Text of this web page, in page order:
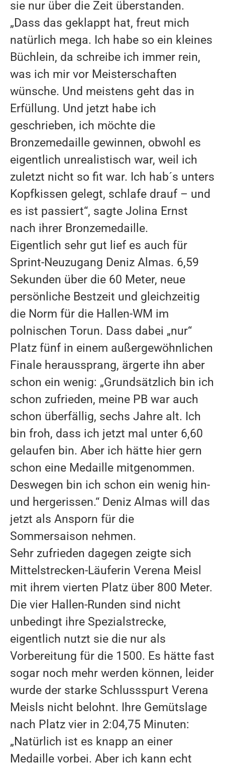
MITGLIEDSCHAFT
GESCHICHTE
SPORTANGEBOT
LEISTUNGSSPORT
NACHWUCHS
PARALYMPISCHER SPORT
BREITENSPORT
GESUNDHEITSSPORT
LOCATION
LOHRHEIDESTADION
LEICHTATHLETIKHALLE
SPORTPARK LOHRHEIDE WEST
EVENTS
STADTWERKE HALBMARATHON BOCHUM
STADTWERKE SPORTPARK LOHRHEIDE LAUF
STADTWERKE BOCHUM SPRINTCUP
ADVENTSSINGEN IM LOHRHEIDESTADION
NRW YOUNGSTARS
SPONSOREN
KONTAKT
sie nur über die Zeit überstanden.
„Dass das geklappt hat, freut mich
natürlich mega. Ich habe so ein kleines
Büchlein, da schreibe ich immer rein,
was ich mir vor Meisterschaften
wünsche. Und meistens geht das in
Erfüllung. Und jetzt habe ich
geschrieben, ich möchte die
Bronzemedaille gewinnen, obwohl es
eigentlich unrealistisch war, weil ich
zuletzt nicht so fit war. Ich hab´s unters
Kopfkissen gelegt, schlafe drauf – und
es ist passiert“, sagte Jolina Ernst
nach ihrer Bronzemedaille.
Eigentlich sehr gut lief es auch für
Sprint-Neuzugang Deniz Almas. 6,59
Sekunden über die 60 Meter, neue
persönliche Bestzeit und gleichzeitig
die Norm für die Hallen-WM im
polnischen Torun. Dass dabei „nur“
Platz fünf in einem außergewöhnlichen
Finale heraussprang, ärgerte ihn aber
schon ein wenig: „Grundsätzlich bin ich
schon zufrieden, meine PB war auch
schon überfällig, sechs Jahre alt. Ich
bin froh, dass ich jetzt mal unter 6,60
gelaufen bin. Aber ich hätte hier gern
schon eine Medaille mitgenommen.
Deswegen bin ich schon ein wenig hin-
und hergerissen.“ Deniz Almas will das
jetzt als Ansporn für die
Sommersaison nehmen.
Sehr zufrieden dagegen zeigte sich
Mittelstrecken-Läuferin Verena Meisl
mit ihrem vierten Platz über 800 Meter.
Die vier Hallen-Runden sind nicht
unbedingt ihre Spezialstrecke,
eigentlich nutzt sie die nur als
Vorbereitung für die 1500. Es hätte fast
sogar noch mehr werden können, leider
wurde der starke Schlussspurt Verena
Meisls nicht belohnt. Ihre Gemütslage
nach Platz vier in 2:04,75 Minuten:
„Natürlich ist es knapp an einer
Medaille vorbei. Aber ich kann echt